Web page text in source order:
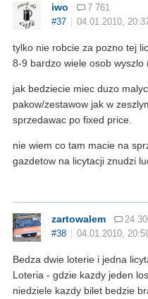
iwo
7 761
#37
04.01.2010,
tylko nie robcie za pozno tej
8-9 bardzo wiele osob
jak bedziecie miec duzo
pakow/zestawow jak w
sprzedawac po fixed price.
nie wiem co tam macie na
gazdetow na licytacji znudzi
zartowalem 24
#38
04.01.2010,
Bedza dwie loterie i jedna
Loteria - gdzie kazdy jeden
niedziele kazdy bilet bedzie